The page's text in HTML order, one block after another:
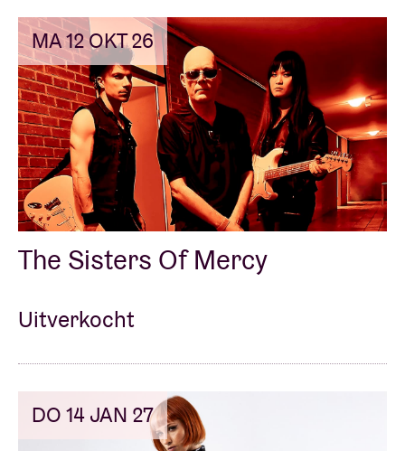
Bezoekersinfo
AB ❤ you
Zaalhuur
BRDCST
ABtv
Concertcheque
Over AB
MA 12 OKT 26
The Sisters Of Mercy
Uitverkocht
DO 14 JAN 27